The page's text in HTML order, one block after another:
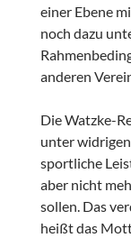
einer Ebene
noch dazu
anderen
Die Watzke-
unter
sportliche
aber nicht
sollen. Das
heißt das